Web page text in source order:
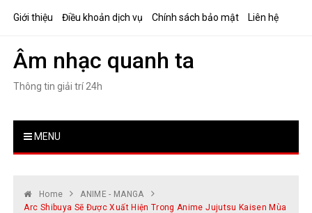
Giới thiệu Điều khoản dịch vụ Chính sách bảo mật Liên hệ
Âm nhạc quanh ta
Thông tin giải trí 24h
MENU
Home
ANIME - MANGA
Arc Shibuya Sẽ Được Xuất Hiện Trong Anime Jujutsu Kaisen Mùa